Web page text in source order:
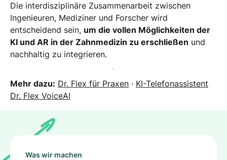
Die interdisziplinäre Zusammenarbeit zwischen
Ingenieuren, Mediziner und Forscher wird
entscheidend sein, um die vollen Möglichkeiten der
KI und AR in der Zahnmedizin zu erschließen und
nachhaltig zu integrieren.
Mehr dazu: Dr. Flex für Praxen · KI-Telefonassistent
Dr. Flex VoiceAI
Was wir machen